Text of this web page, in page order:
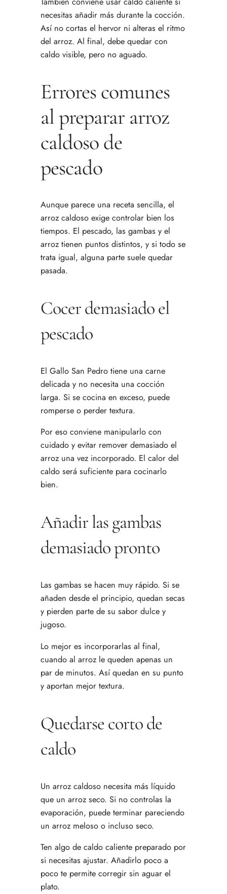
necesitas añadir más durante la cocción.
Así no cortas el hervor ni alteras el ritmo
del arroz. Al final, debe quedar con
caldo visible, pero no aguado.
Errores comunes
al preparar arroz
caldoso de
pescado
Aunque parece una receta sencilla, el
arroz caldoso exige controlar bien los
tiempos. El pescado, las gambas y el
arroz tienen puntos distintos, y si todo se
trata igual, alguna parte suele quedar
pasada.
Cocer demasiado el
pescado
El Gallo San Pedro tiene una carne
delicada y no necesita una cocción
larga. Si se cocina en exceso, puede
romperse o perder textura.
Por eso conviene manipularlo con
cuidado y evitar remover demasiado el
arroz una vez incorporado. El calor del
caldo será suficiente para cocinarlo
bien.
Añadir las gambas
demasiado pronto
Las gambas se hacen muy rápido. Si se
añaden desde el principio, quedan secas
y pierden parte de su sabor dulce y
jugoso.
Lo mejor es incorporarlas al final,
cuando al arroz le queden apenas un
par de minutos. Así quedan en su punto
y aportan mejor textura.
Quedarse corto de
caldo
Un arroz caldoso necesita más líquido
que un arroz seco. Si no controlas la
evaporación, puede terminar pareciendo
un arroz meloso o incluso seco.
Ten algo de caldo caliente preparado por
si necesitas ajustar. Añadirlo poco a
poco te permite corregir sin aguar el
plato.